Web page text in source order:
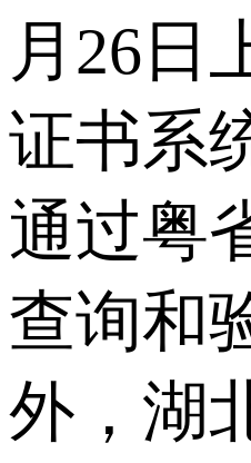
月26日
证书系
通过粤
查询和
外，湖